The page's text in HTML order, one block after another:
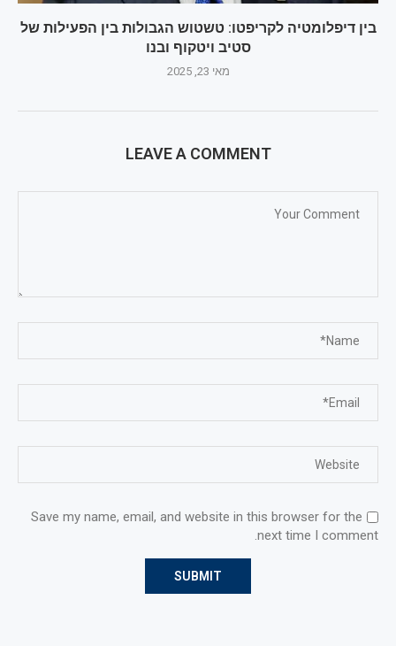
בין דיפלומטיה לקריפטו: טשטוש הגבולות בין הפעילות של
סטיב ויטקוף ובנו
מאי 23, 2025
LEAVE A COMMENT
Save my name, email, and website in this browser for the
next time I comment.